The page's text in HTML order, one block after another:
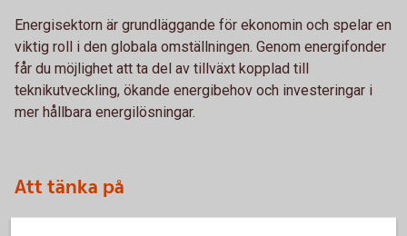
Energisektorn är grundläggande för ekonomin och spelar en
viktig roll i den globala omställningen. Genom energifonder
får du möjlighet att ta del av tillväxt kopplad till
teknikutveckling, ökande energibehov och investeringar i
mer hållbara energilösningar.
Att tänka på